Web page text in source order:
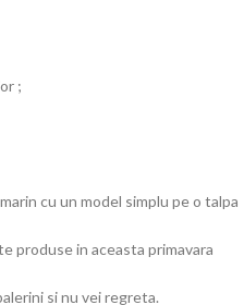
;
cu un model simplu pe o talpa
produse in aceasta primavara
si nu vei regreta.